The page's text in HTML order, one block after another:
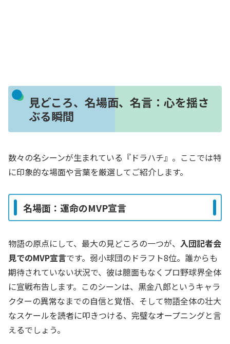
見どころ、名場面、名言：心を揺さ
ぶる瞬間
数々の名シーンが生まれている『ドラハチ』。ここでは特
に印象的な場面や言葉を厳選してご紹介します。
名場面：運命のMVP宣言
物語の原点にして、最大の見どころの一つが、 入団記者会
見でのMVP宣言です。弱小球団のドラフト8位。誰からも
期待されていない状況で、彼は臆面もなくプロ野球界全体
に宣戦布告します。このシーンは、黒金八郎というキャラ
クターの異常なまでの自信と覚悟、そして物語全体の壮大
なスケールを読者に叩きつける、完璧なオープニングと言
えるでしょう。